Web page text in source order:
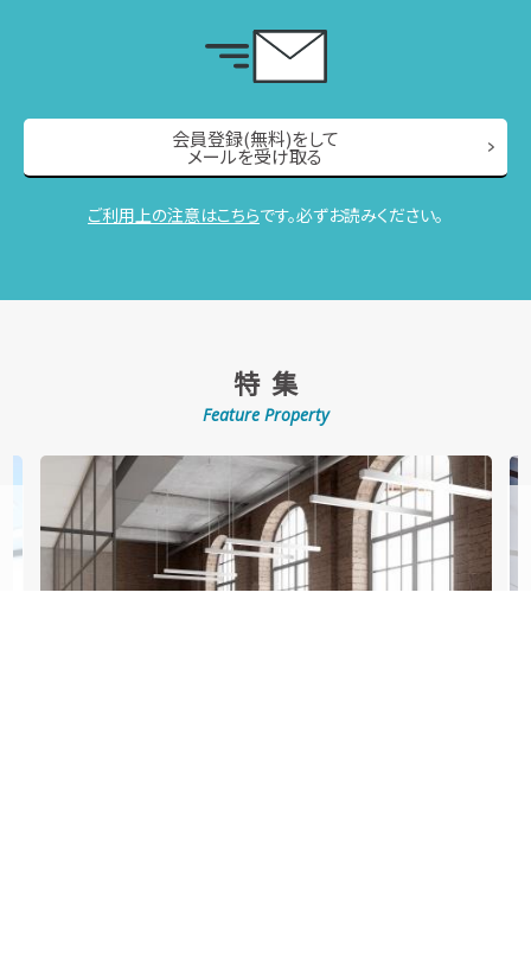
会員登録(無料)をして
メールを受け取る
ご利用上の注意はこちらです。必ずお読みください。
特 集
Feature Property